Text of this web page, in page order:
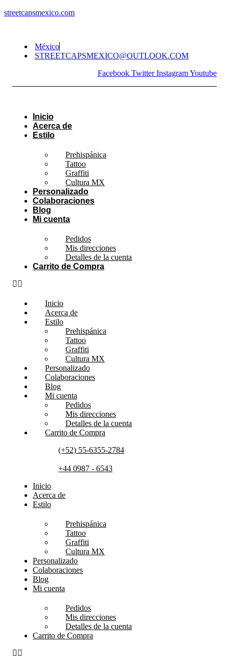
streetcapsmexico.com
México
STREETCAPSMEXICO@OUTLOOK.COM​
Facebook Twitter InstagramYoutube
Inicio
Acerca de
Estilo
Prehispánica
Tattoo
Graffiti
Cultura MX
Personalizado
Colaboraciones
Blog
Mi cuenta
Pedidos
Mis direcciones
Detalles de la cuenta
Carrito de Compra
Inicio
Acerca de
Estilo
Prehispánica
Tattoo
Graffiti
Cultura MX
Personalizado
Colaboraciones
Blog
Mi cuenta
Pedidos
Mis direcciones
Detalles de la cuenta
Carrito de Compra
(+52) 55-6355-2784
+44 0987 - 6543
Inicio
Acerca de
Estilo
Prehispánica
Tattoo
Graffiti
Cultura MX
Personalizado
Colaboraciones
Blog
Mi cuenta
Pedidos
Mis direcciones
Detalles de la cuenta
Carrito de Compra